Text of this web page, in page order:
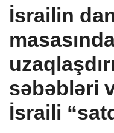
İsrailin
səbəbləri
İsraili